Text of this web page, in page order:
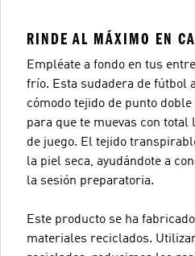
RINDE AL MÁXIMO EN
Empléate a fondo en tus
frío. Esta sudadera de fútbol
cómodo tejido de punto
para que te muevas con
de juego. El tejido
la piel seca, ayudándote a
la sesión preparatoria.
Este producto se ha
materiales reciclados.